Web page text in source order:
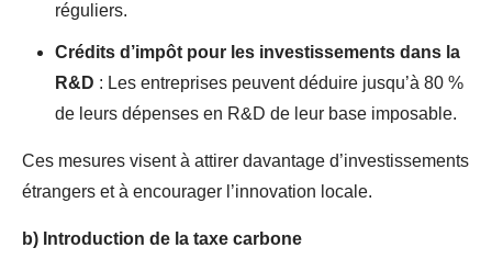
réguliers.
Crédits d’impôt pour les investissements dans la
R&D : Les entreprises peuvent déduire jusqu’à 80 %
de leurs dépenses en R&D de leur base imposable.
Ces mesures visent à attirer davantage d’investissements
étrangers et à encourager l’innovation locale.
b) Introduction de la taxe carbone